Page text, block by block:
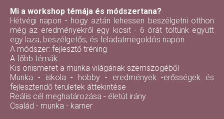
Mi a workshop témája és módszertana?
Hétvégi napon - hogy aztán lehessen beszélgetni otthon
még az eredményekről egy kicsit - 6 órát töltünk együtt
egy laza, beszélgetős, és feladatmegoldós napon.
A módszer: fejlesztő tréning
A főbb témák:
Kis önismeret a munka világának szemszögéből
Munka - iskola - hobby - eredmények -erősségek és
fejlesztendő területek áttekintése
Reális cél meghatározása - életút irány
Család - munka - karrier